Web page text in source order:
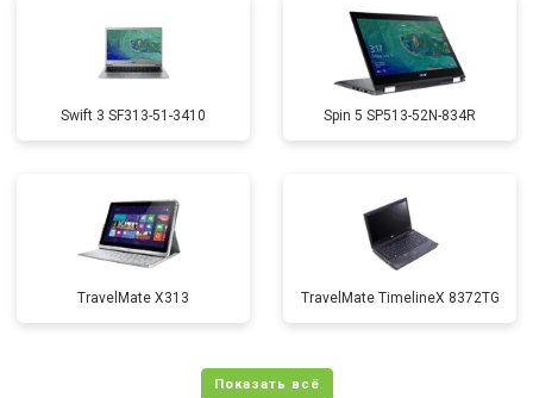
Swift 3 SF313-51-3410 Spin 5 SP513-52N-834R
TravelMate X313 TravelMate TimelineX 8372TG